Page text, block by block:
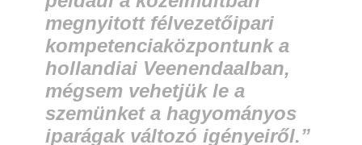
megnyitott félvezetőipari
kompetenciaközpontunk a
hollandiai Veenendaalban,
mégsem vehetjük le a
szemünket a hagyományos
iparágak változó igényeiről.”